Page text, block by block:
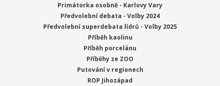
Primátorka osobně - Karlovy Vary
Předvolební debata - Volby 2024
Předvolební superdebata lídrů - Volby 2025
Příběh kaolinu
Příběh porcelánu
Příběhy ze ZOO
Putování v regionech
ROP Jihozápad